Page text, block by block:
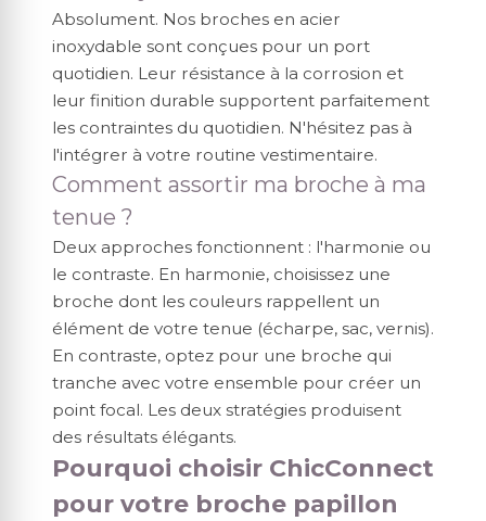
Absolument. Nos broches en acier
inoxydable sont conçues pour un port
quotidien. Leur résistance à la corrosion et
leur finition durable supportent parfaitement
les contraintes du quotidien. N'hésitez pas à
l'intégrer à votre routine vestimentaire.
Comment assortir ma broche à ma
tenue ?
Deux approches fonctionnent : l'harmonie ou
le contraste. En harmonie, choisissez une
broche dont les couleurs rappellent un
élément de votre tenue (écharpe, sac, vernis).
En contraste, optez pour une broche qui
tranche avec votre ensemble pour créer un
point focal. Les deux stratégies produisent
des résultats élégants.
Pourquoi choisir ChicConnect
pour votre broche papillon